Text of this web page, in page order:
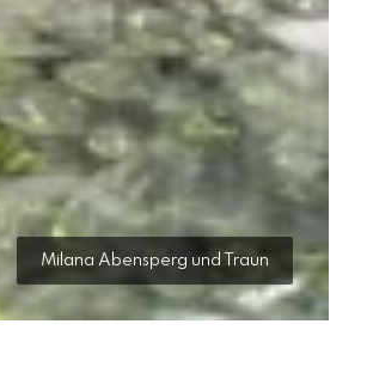
Milana Abensperg und Traun